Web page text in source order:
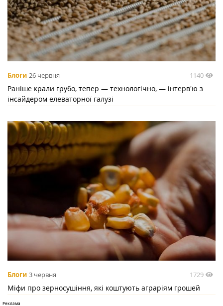
Блоги 26 червня 1140
Раніше крали грубо, тепер — технологічно, — інтерв'ю з
інсайдером елеваторної галузі
Блоги 3 червня 1729
Міфи про зерносушіння, які коштують аграріям грошей